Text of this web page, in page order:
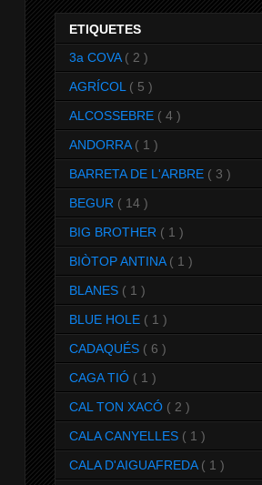
ETIQUETES
3a COVA ( 2 )
AGRÍCOL ( 5 )
ALCOSSEBRE ( 4 )
ANDORRA ( 1 )
BARRETA DE L'ARBRE ( 3 )
BEGUR ( 14 )
BIG BROTHER ( 1 )
BIÒTOP ANTINA ( 1 )
BLANES ( 1 )
BLUE HOLE ( 1 )
CADAQUÉS ( 6 )
CAGA TIÓ ( 1 )
CAL TON XACÓ ( 2 )
CALA CANYELLES ( 1 )
CALA D'AIGUAFREDA ( 1 )